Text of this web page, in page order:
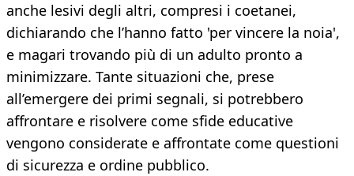
anche lesivi degli altri, compresi i coetanei,
dichiarando che l’hanno fatto 'per vincere la noia',
e magari trovando più di un adulto pronto a
minimizzare. Tante situazioni che, prese
all’emergere dei primi segnali, si potrebbero
affrontare e risolvere come sfide educative
vengono considerate e affrontate come questioni
di sicurezza e ordine pubblico.